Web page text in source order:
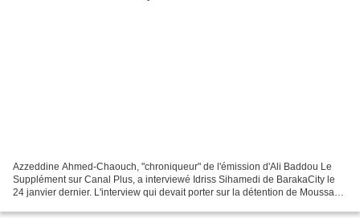
Azzeddine Ahmed-Chaouch, "chroniqueur" de l'émission d'Ali Baddou Le
Supplément sur Canal Plus, a interviewé Idriss Sihamedi de BarakaCity le
24 janvier dernier. L'interview qui devait porter sur la détention de Moussa